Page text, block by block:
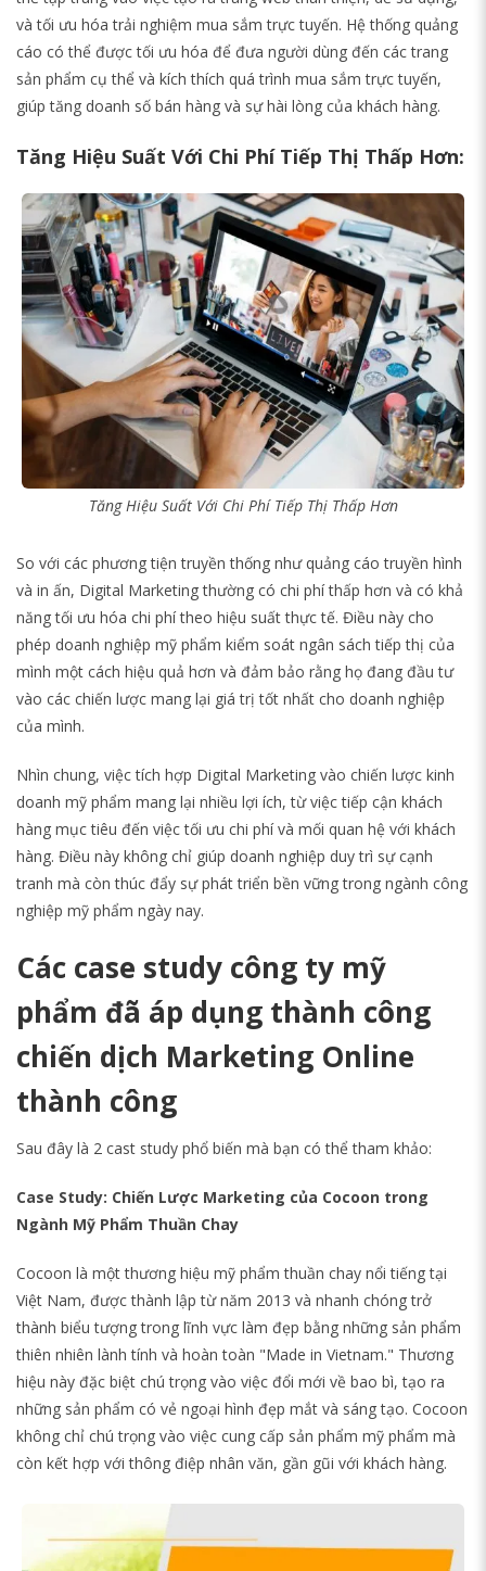
và tối ưu hóa trải nghiệm mua sắm trực tuyến. Hệ thống quảng
cáo có thể được tối ưu hóa để đưa người dùng đến các trang
sản phẩm cụ thể và kích thích quá trình mua sắm trực tuyến,
giúp tăng doanh số bán hàng và sự hài lòng của khách hàng.
Tăng Hiệu Suất Với Chi Phí Tiếp Thị Thấp Hơn:
Tăng Hiệu Suất Với Chi Phí Tiếp Thị Thấp Hơn
So với các phương tiện truyền thống như quảng cáo truyền hình
và in ấn, Digital Marketing thường có chi phí thấp hơn và có khả
năng tối ưu hóa chi phí theo hiệu suất thực tế. Điều này cho
phép doanh nghiệp mỹ phẩm kiểm soát ngân sách tiếp thị của
mình một cách hiệu quả hơn và đảm bảo rằng họ đang đầu tư
vào các chiến lược mang lại giá trị tốt nhất cho doanh nghiệp
của mình.
Nhìn chung, việc tích hợp Digital Marketing vào chiến lược kinh
doanh mỹ phẩm mang lại nhiều lợi ích, từ việc tiếp cận khách
hàng mục tiêu đến việc tối ưu chi phí và mối quan hệ với khách
hàng. Điều này không chỉ giúp doanh nghiệp duy trì sự cạnh
tranh mà còn thúc đẩy sự phát triển bền vững trong ngành công
nghiệp mỹ phẩm ngày nay.
Các case study công ty mỹ
phẩm đã áp dụng thành công
chiến dịch Marketing Online
thành công
Sau đây là 2 cast study phổ biến mà bạn có thể tham khảo:
Case Study: Chiến Lược Marketing của Cocoon trong
Ngành Mỹ Phẩm Thuần Chay
Cocoon là một thương hiệu mỹ phẩm thuần chay nổi tiếng tại
Việt Nam, được thành lập từ năm 2013 và nhanh chóng trở
thành biểu tượng trong lĩnh vực làm đẹp bằng những sản phẩm
thiên nhiên lành tính và hoàn toàn "Made in Vietnam." Thương
hiệu này đặc biệt chú trọng vào việc đổi mới về bao bì, tạo ra
những sản phẩm có vẻ ngoại hình đẹp mắt và sáng tạo. Cocoon
không chỉ chú trọng vào việc cung cấp sản phẩm mỹ phẩm mà
còn kết hợp với thông điệp nhân văn, gần gũi với khách hàng.